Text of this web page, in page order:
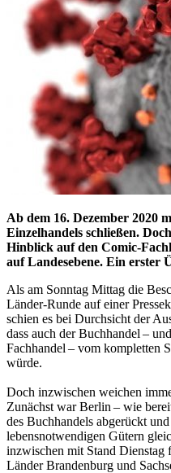
Ab dem 16. Dezember 2020
Einzelhandels schließen.
Hinblick auf den Comic-
auf Landesebene. Ein erster
Als am Sonntag Mittag die
Länder-Runde auf einer
schien es bei Durchsicht der
dass auch der Buchhandel –
Fachhandel – vom kompletten
würde.
Doch inzwischen weichen
Zunächst war Berlin – wie
des Buchhandels abgerückt
lebensnotwendigen Gütern
inzwischen mit Stand Dienstag
Länder Brandenburg und